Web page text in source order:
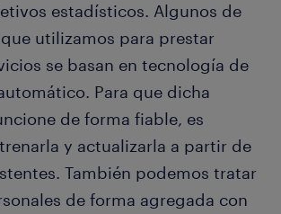
estadísticos. Algunos de
utilizamos para prestar
se basan en tecnología de
Para que dicha
de forma fiable, es
y actualizarla a partir de
También podemos tratar
de forma agregada con